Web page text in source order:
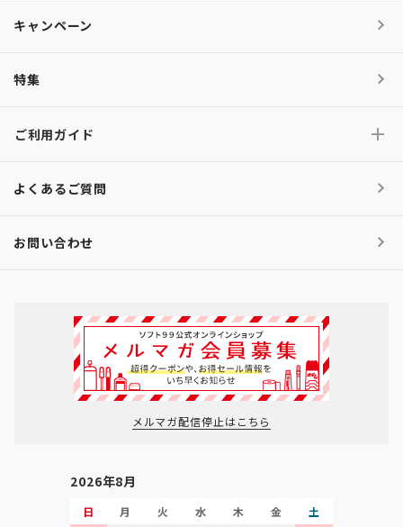
キャンペーン
特集
ご利用ガイド
よくあるご質問
お問い合わせ
メルマガ配信停止はこちら
2026年8月
日 月 火 水 木 金
土